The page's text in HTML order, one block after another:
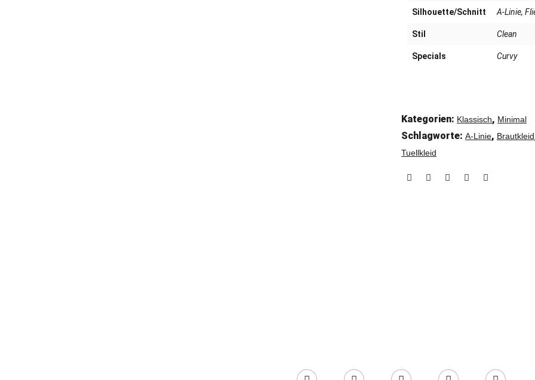
Silhouette/Schnitt A-Linie,
Stil Clean
Specials Curvy
Kategorien: Klassisch, Minimal
Schlagworte: A-Linie, Brautkleid
Tuellkleid